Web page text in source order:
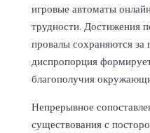
игровые автоматы
трудности. Достижения
провалы сохраняются за
диспропорция
благополучия
Непрерывное
существования с